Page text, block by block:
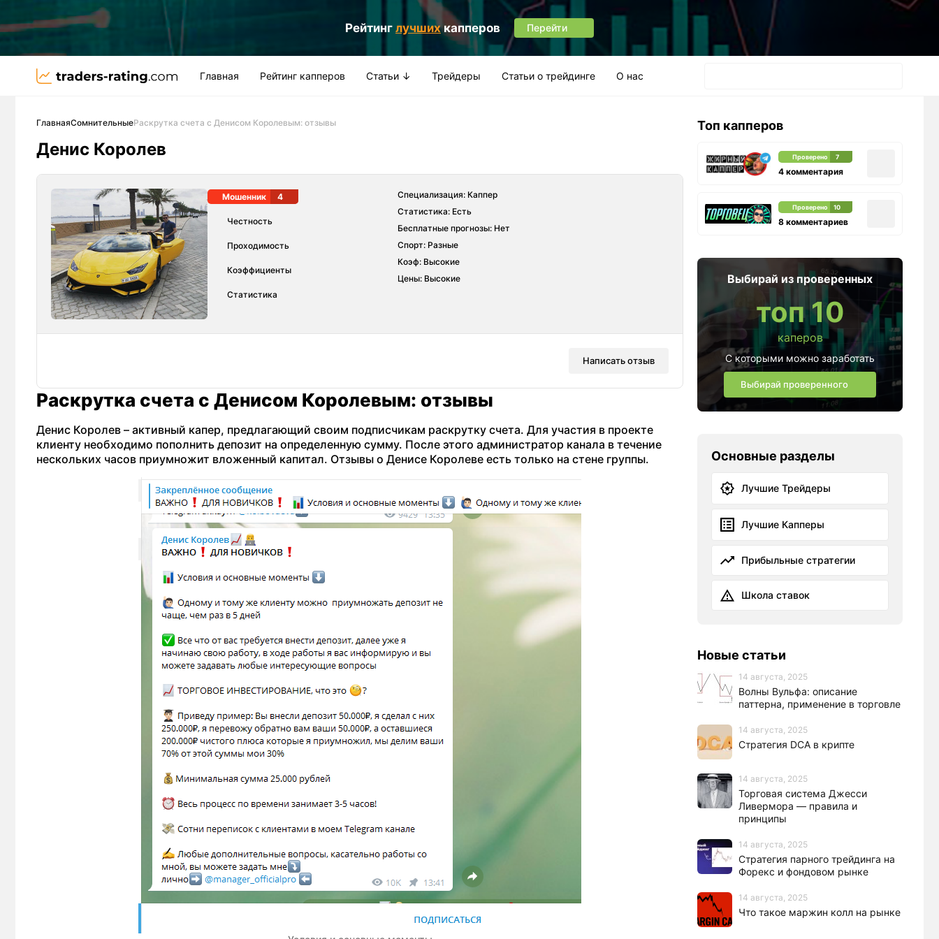
Рейтинг лучшихкапперов Перейти
Главная Рейтинг капперов Статьи ↓ Трейдеры Статьи о трейдинге О нас
ГлавнаяСомнительныеРаскрутка счета с Денисом Королевым: отзывы
Денис Королев
Мошенник 4
Честность
Проходимость
Коэффициенты
Статистика
Специализация: Каппер
Статистика: Есть
Бесплатные прогнозы: Нет
Спорт: Разные
Коэф: Высокие
Цены: Высокие
Написать отзыв
Раскрутка счета с Денисом Королевым: отзывы
Денис Королев – активный капер, предлагающий своим подписчикам раскрутку счета. Для участия в проекте
клиенту необходимо пополнить депозит на определенную сумму. После этого администратор канала в течение
нескольких часов приумножит вложенный капитал. Отзывы о Денисе Королеве есть только на стене группы.
Топ капперов
Проверено 7
4 комментария
Проверено 10
8 комментариев
Выбирай из проверенных
топ 10
каперов
С которыми можно заработать
Выбирай проверенного
Основные разделы
Лучшие Трейдеры
Лучшие Капперы
Прибыльные стратегии
Школа ставок
Новые статьи
14 августа, 2025
Волны Вульфа: описание
паттерна, применение в торговле
14 августа, 2025
Стратегия DCA в крипте
14 августа, 2025
Торговая система Джесси
Ливермора — правила и
принципы
14 августа, 2025
Стратегия парного трейдинга на
Форекс и фондовом рынке
14 августа, 2025
Что такое маржин колл на рынке